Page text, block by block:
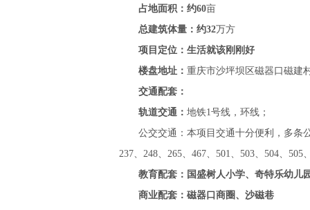
占地面积： 约60亩
总建筑体量： 约32万方
项目定位： 生活就该刚刚好
楼盘地址： 重庆市沙坪坝区磁器口磁建
交通配套：
轨道交通： 地铁1号线，环线；
公交交通：本项目交通十分便利，多条
237、248、265、467、501、503、504、
教育配套： 国盛树人小学、奇特乐幼儿
商业配套： 磁器口商圈、沙磁巷